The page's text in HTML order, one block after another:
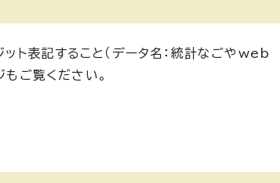
ト表記すること（データ名：統計なごやweb
ご覧ください。